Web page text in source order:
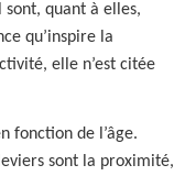
sont, quant à elles,
qu’inspire la
elle n’est citée
fonction de l’âge.
sont la proximité,